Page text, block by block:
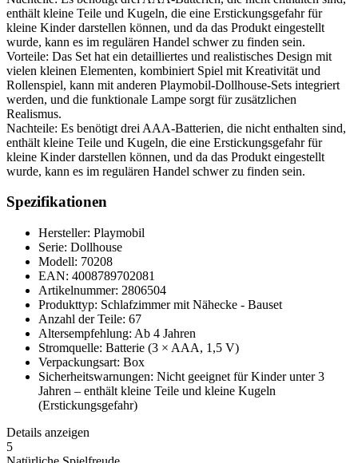
enthält kleine Teile und Kugeln, die eine Erstickungsgefahr für
kleine Kinder darstellen können, und da das Produkt eingestellt
wurde, kann es im regulären Handel schwer zu finden sein.
Vorteile: Das Set hat ein detailliertes und realistisches Design mit
vielen kleinen Elementen, kombiniert Spiel mit Kreativität und
Rollenspiel, kann mit anderen Playmobil-Dollhouse-Sets integriert
werden, und die funktionale Lampe sorgt für zusätzlichen
Realismus.
Nachteile: Es benötigt drei AAA-Batterien, die nicht enthalten sind,
enthält kleine Teile und Kugeln, die eine Erstickungsgefahr für
kleine Kinder darstellen können, und da das Produkt eingestellt
wurde, kann es im regulären Handel schwer zu finden sein.
Spezifikationen
Hersteller: Playmobil
Serie: Dollhouse
Modell: 70208
EAN: 4008789702081
Artikelnummer: 2806504
Produkttyp: Schlafzimmer mit Nähecke - Bauset
Anzahl der Teile: 67
Altersempfehlung: Ab 4 Jahren
Stromquelle: Batterie (3 × AAA, 1,5 V)
Verpackungsart: Box
Sicherheitswarnungen: Nicht geeignet für Kinder unter 3
Jahren – enthält kleine Teile und kleine Kugeln
(Erstickungsgefahr)
Details anzeigen
5